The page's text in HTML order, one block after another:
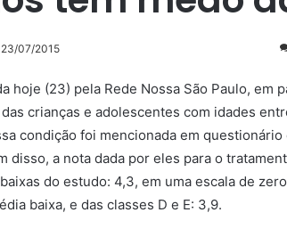
07/2015
hoje (23) pela Rede Nossa São Paulo, em
crianças e adolescentes com idades
condição foi mencionada em
disso, a nota dada por eles para o
do estudo: 4,3, em uma escala de
baixa, e das classes D e E: 3,9.